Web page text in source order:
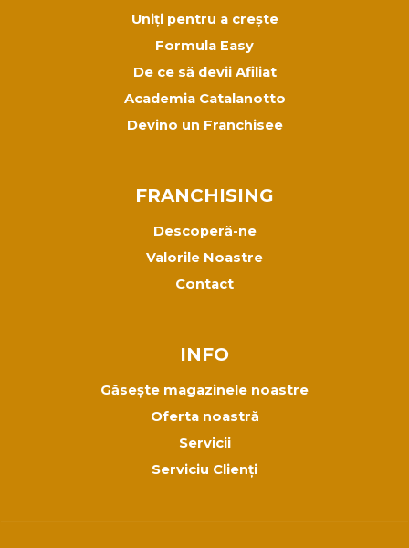
Uniți pentru a crește
Formula Easy
De ce să devii Afiliat
Academia Catalanotto
Devino un Franchisee
FRANCHISING
Descoperă-ne
Valorile Noastre
Contact
INFO
Găsește magazinele noastre
Oferta noastră
Servicii
Serviciu Clienți